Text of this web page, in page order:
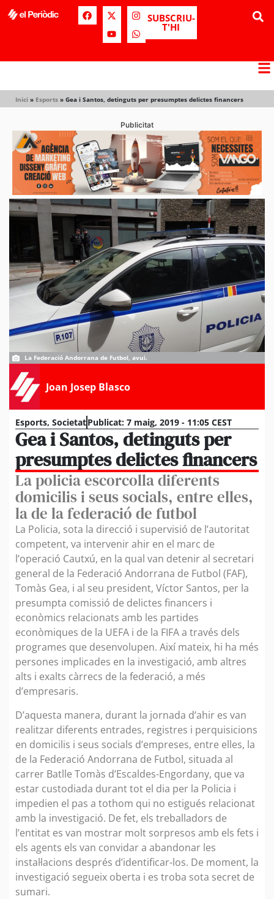
SUBSCRIU-
T'HI
Inici » Esports » Gea i Santos, detinguts per presumptes delictes financers
Publicitat
La Federació Andorrana de Futbol, avui.
Joan Josep Blasco
Esports, SocietatPublicat: 7 maig, 2019 - 11:05 CEST
Gea i Santos, detinguts per
presumptes delictes financers
La policia escorcolla diferents
domicilis i seus socials, entre elles,
la de la federació de futbol
La Policia, sota la direcció i supervisió de l’autoritat
competent, va intervenir ahir en el marc de
l’operació Cautxú, en la qual van detenir al secretari
general de la Federació Andorrana de Futbol (FAF),
Tomàs Gea, i al seu president, Víctor Santos, per la
presumpta comissió de delictes financers i
econòmics relacionats amb les partides
econòmiques de la UEFA i de la FIFA a través dels
programes que desenvolupen. Així mateix, hi ha més
persones implicades en la investigació, amb altres
alts i exalts càrrecs de la federació, a més
d’empresaris.
D’aquesta manera, durant la jornada d’ahir es van
realitzar diferents entrades, registres i perquisicions
en domicilis i seus socials d’empreses, entre elles, la
de la Federació Andorrana de Futbol, situada al
carrer Batlle Tomàs d’Escaldes-Engordany, que va
estar custodiada durant tot el dia per la Policia i
impedien el pas a tothom qui no estigués relacionat
amb la investigació. De fet, els treballadors de
l’entitat es van mostrar molt sorpresos amb els fets i
els agents els van convidar a abandonar les
instal·lacions després d’identificar-los. De moment, la
investigació segueix oberta i es troba sota secret de
sumari.